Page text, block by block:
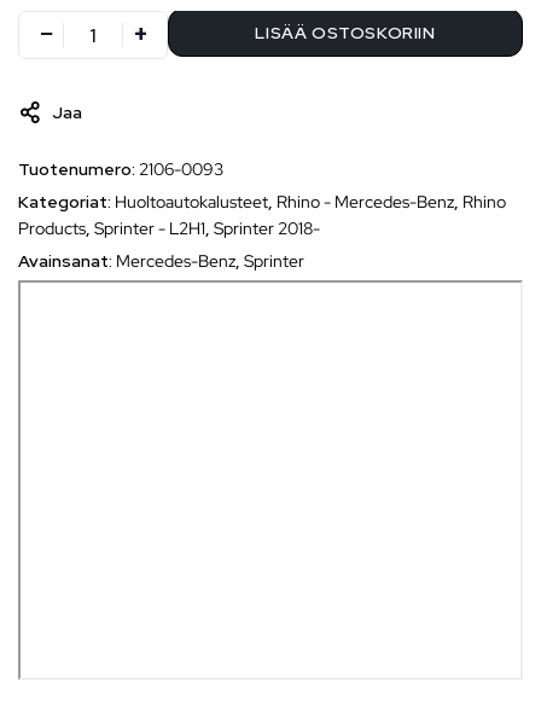
LISÄÄ OSTOSKORIIN
Jaa
Tuotenumero: 2106-0093
Kategoriat: Huoltoautokalusteet, Rhino - Mercedes-Benz, Rhino
Products, Sprinter - L2H1, Sprinter 2018-
Avainsanat: Mercedes-Benz, Sprinter